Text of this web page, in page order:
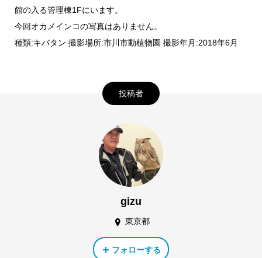
館の入る管理棟1Fにいます。
今回オカメインコの写真はありません。
種類:キバタン 撮影場所:市川市動植物園 撮影年月:2018年6月
投稿者
gizu
東京都
フォローする